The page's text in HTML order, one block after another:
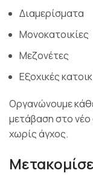
Διαμερίσματα
Μονοκατοικίες
Μεζονέτες
Εξοχικές
Οργανώνουμε
μετάβαση στο νέο
χωρίς άγχος.